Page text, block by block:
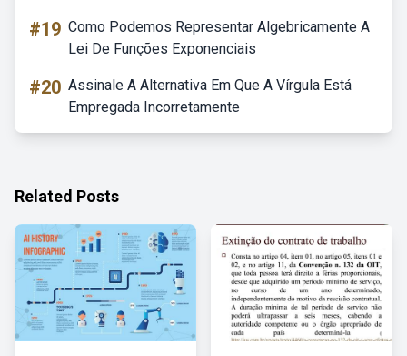
#19 Como Podemos Representar Algebricamente A
Lei De Funções Exponenciais
#20 Assinale A Alternativa Em Que A Vírgula Está
Empregada Incorretamente
Related Posts